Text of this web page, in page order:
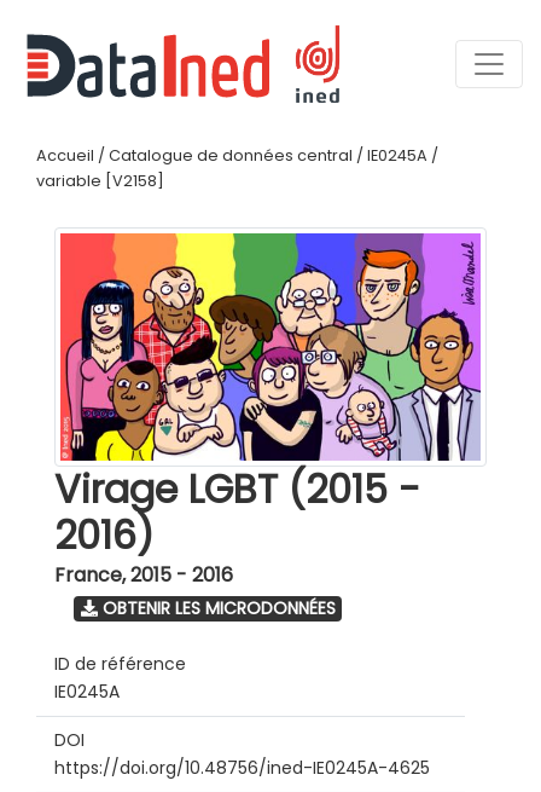
Accueil / Catalogue de données central / IE0245A /
variable [V2158]
Virage LGBT (2015 -
2016)
France,2015 - 2016
OBTENIR LES MICRODONNÉES
ID de référence
IE0245A
DOI
https://doi.org/10.48756/ined-IE0245A-4625